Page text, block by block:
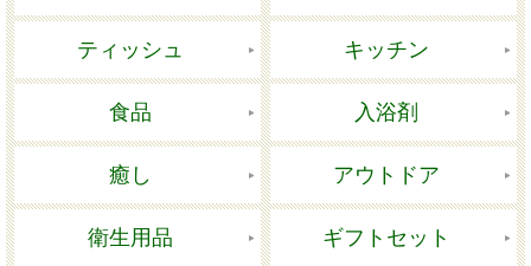
ティッシュ キッチン
食品 入浴剤
癒し アウトドア
衛生用品 ギフトセット